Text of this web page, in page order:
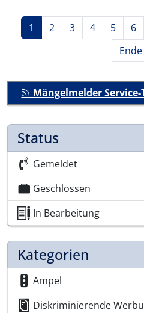
Seitennummerierung
Aktuelle Seite
1 Seite
2 Seite
3 Seite
4 Seite
5 6
Ende
Mängelmelder
Status
Gemeldet
Geschlossen
In Bearbeitung
Kategorien
Ampel
Diskriminierende